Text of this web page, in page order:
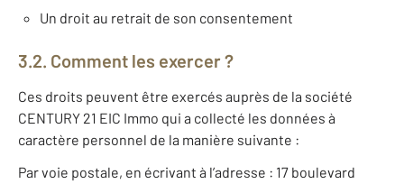
Un droit au retrait de son consentement
3.2. Comment les exercer ?
Ces droits peuvent être exercés auprès de la société
CENTURY 21 EIC Immo qui a collecté les données à
caractère personnel de la manière suivante :
Par voie postale, en écrivant à l’adresse : 17 boulevard